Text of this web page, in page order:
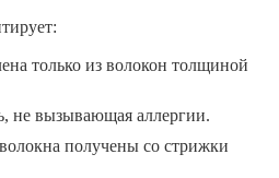
только из волокон толщиной
не вызывающая аллергии.
получены со стрижки